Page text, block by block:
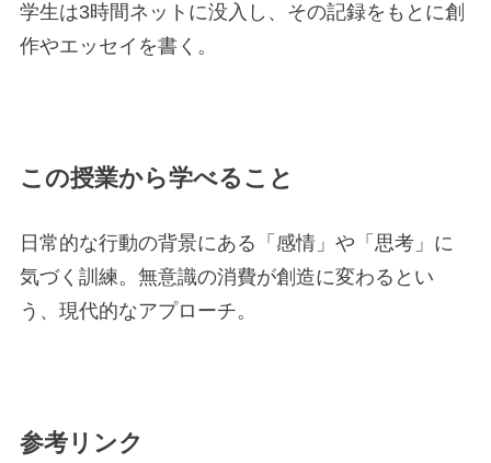
学生は3時間ネットに没入し、その記録をもとに創
作やエッセイを書く。
この授業から学べること
日常的な行動の背景にある「感情」や「思考」に
気づく訓練。無意識の消費が創造に変わるとい
う、現代的なアプローチ。
参考リンク